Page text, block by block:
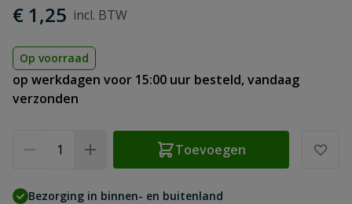
€ 1,25
Op voorraad
op werkdagen voor 15:00 uur besteld, vandaag
verzonden
Toevoegen
Bezorging in binnen- en buitenland